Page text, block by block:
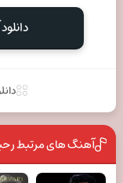
آهنگ های مرتبط